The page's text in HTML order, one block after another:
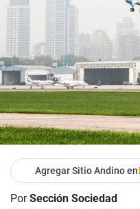
Agregar Sitio Andino en
PorSección Sociedad